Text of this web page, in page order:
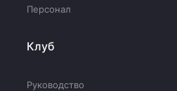
Персонал
Клуб
Руководство